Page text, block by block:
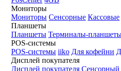
Мониторы
Мониторы Сенсорные Кассовые
Планшеты
Планшеты Терминалы-
POS-системы
POS-системы iiko Для кофейни
Дисплей покупателя
Дисплей покупателя Сенсорный